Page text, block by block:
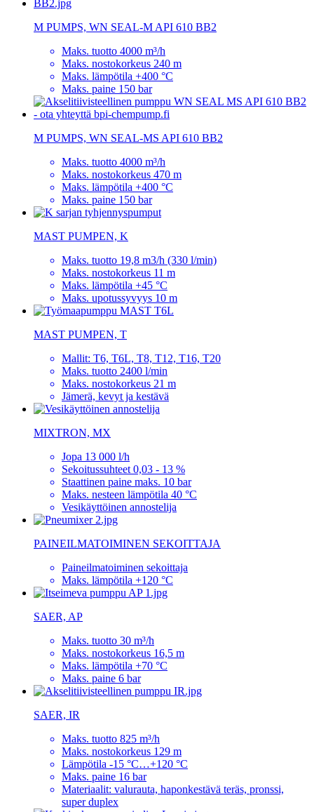
M PUMPS, WN SEAL-M API 610 BB2
Maks. tuotto 4000 m³/h
Maks. nostokorkeus 240 m
Maks. lämpötila +400 °C
Maks. paine 150 bar
M PUMPS, WN SEAL-MS API 610 BB2
Maks. tuotto 4000 m³/h
Maks. nostokorkeus 470 m
Maks. lämpötila +400 °C
Maks. paine 150 bar
MAST PUMPEN, K
Maks. tuotto 19,8 m3/h (330 l/min)
Maks. nostokorkeus 11 m
Maks. lämpötila +45 °C
Maks. upotussyvyys 10 m
MAST PUMPEN, T
Mallit: T6, T6L, T8, T12, T16, T20
Maks. tuotto 2400 l/min
Maks. nostokorkeus 21 m
Jämerä, kevyt ja kestävä
MIXTRON, MX
Jopa 13 000 l/h
Sekoitussuhteet 0,03 - 13 %
Staattinen paine maks. 10 bar
Maks. nesteen lämpötila 40 °C
Vesikäyttöinen annostelija
PAINEILMATOIMINEN SEKOITTAJA
Paineilmatoiminen sekoittaja
Maks. lämpötila +120 °C
SAER, AP
Maks. tuotto 30 m³/h
Maks. nostokorkeus 16,5 m
Maks. lämpötila +70 °C
Maks. paine 6 bar
SAER, IR
Maks. tuotto 825 m³/h
Maks. nostokorkeus 129 m
Lämpötila -15 °C…+120 °C
Maks. paine 16 bar
Materiaalit: valurauta, haponkestävä teräs, pronssi,
super duplex